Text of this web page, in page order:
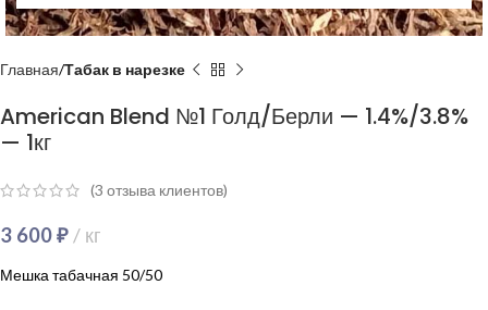
Главная Табак в нарезке
American Blend №1 Голд/Берли — 1.4%/3.8%
— 1кг
(3 отзыва клиентов)
3 600₽ кг
Мешка табачная 50/50